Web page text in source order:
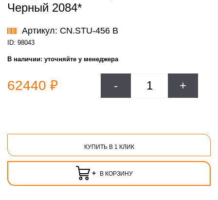
Черный 2084*
Артикул: CN.STU-456 B
ID: 98043
В наличии: уточняйте у менеджера
62440 ₽ - +
КУПИТЬ В 1 КЛИК
+ В КОРЗИНУ